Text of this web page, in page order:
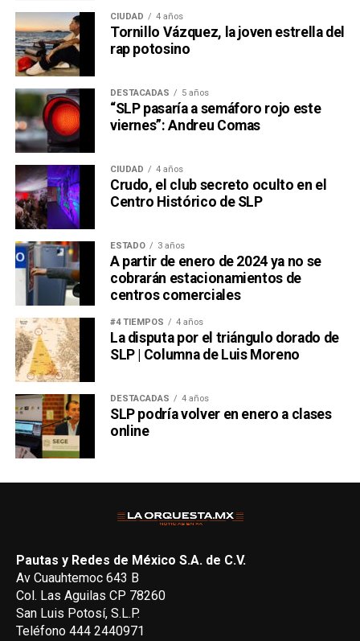
SIGUIENTE
SLP la rompió… en violencia familiar; registró más
de 7 mil casos en 2019
NO TE PIERDAS
Civiles fueron las víctimas de la emboscada a
policías en Arriaga
CIUDAD 4 años
Tornillo Vázquez, la joven estrella del
rap potosino
DESTACADAS 5 años
“SLP pasaría a semáforo rojo este
viernes”: Andreu Comas
CIUDAD 4 años
Crudo, el club secreto oculto en el
Centro Histórico de SLP
ESTADO 3 años
A partir de enero de 2024 ya no se
cobrarán estacionamientos de
centros comerciales
#4 TIEMPOS 4 años
La disputa por el triángulo dorado de
SLP | Columna de Luis Moreno
DESTACADAS 4 años
SLP podría volver en enero a clases
online
Pautas y Redes de México S.A. de C.V.
Av Cuauhtemoc 643 B
Col. Las Aguilas CP 78260
San Luis Potosí, S.L.P.
Teléfono 444 2440971